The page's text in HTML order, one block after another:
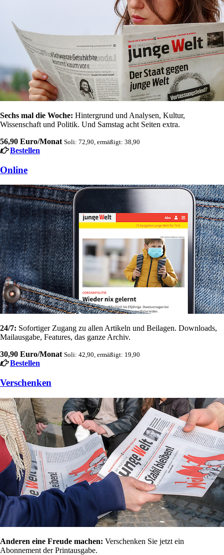
Sechs mal die Woche: Hintergrund und Analysen, Kultur,
Wissenschaft und Politik. Und Samstag acht Seiten extra.
56,90 Euro/Monat Soli: 72,90, ermäßigt: 38,90
Bestellen
Online
24/7: Sofortiger Zugang zu allen Artikeln und Beilagen. Downloads,
Mailausgabe, Features, das ganze Archiv.
30,90 Euro/Monat Soli: 42,90, ermäßigt: 19,90
Bestellen
Verschenken
Anderen eine Freude machen: Verschenken Sie jetzt ein
Abonnement der Printausgabe.